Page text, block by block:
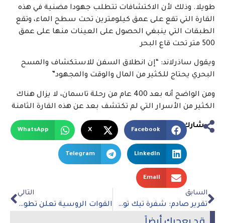
طويلا. وذلك لأن الاكتشافات تتطلب جهودا مضنية في هذه
القارة التي تقع على عمق كيلومترين تحت سطح الماء، وتقع
الطبقات التي ينبغي الحصول على العينات منها على عمق
500 متر تحت قاع البحر
ويقول ساذرلاند: “إن انطلاق السفن للاستكشاف والمسح
البحري يحتاج للكثير من المال والوقت والمجهود”
ومن الواضح أنه بعد 400 عام من رحلة تاسمان، لا يزال هناك
الكثير من الأسرار التي لم تكتشف بعد عن هذه القارة الثامنة
شارك
Facebook
X
WhatsApp
LinkedIn
Telegram
Email
السابق
تقرير صادم: شفرة تيك توك وجدت في 30 موقع حكومي أمريكي
التالي
القوات الروسية تعلن تطويق باخموت وآخر تطورات الحرب